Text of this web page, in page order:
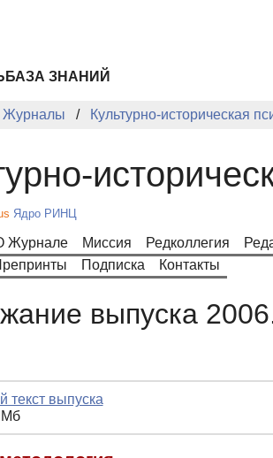
БАЗА ЗНАНИЙ
Журналы Культурно-историческая
Ядро РИНЦ
Журнале Миссия Редколлегия
Подписка Контакты
выпуска
текст выпуска
Мб